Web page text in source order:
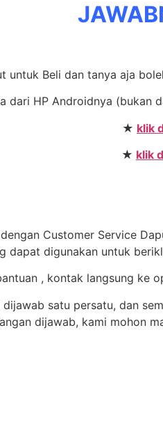
untuk Beli dan tanya aja
dari HP Androidnya (bukan
★ klik
★ klik
Customer Service
dapat digunakan untuk
, kontak langsung ke
satu persatu, dan
dijawab, kami mohon